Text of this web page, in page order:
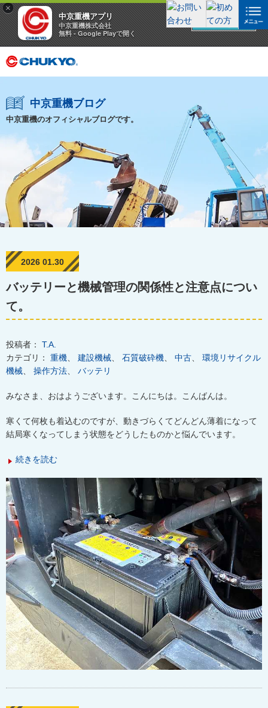
×
中京重機アプリ
中京重機株式会社
無料 - Google Playで開く
アプリを見る
中京重機ブログ
中京重機のオフィシャルブログです。
2026 01.30
バッテリーと機械管理の関係性と注意点につい
て。
投稿者： T.A.
カテゴリ： 重機 建設機械 石質破砕機 中古
環境リサイクル
機械
操作方法 バッテリ
みなさま、おはようございます。こんにちは。こんばんは。
寒くて何枚も着込むのですが、動きづらくてどんどん薄着になって
結局寒くなってしまう状態をどうしたものかと悩んでいます。
続きを読む